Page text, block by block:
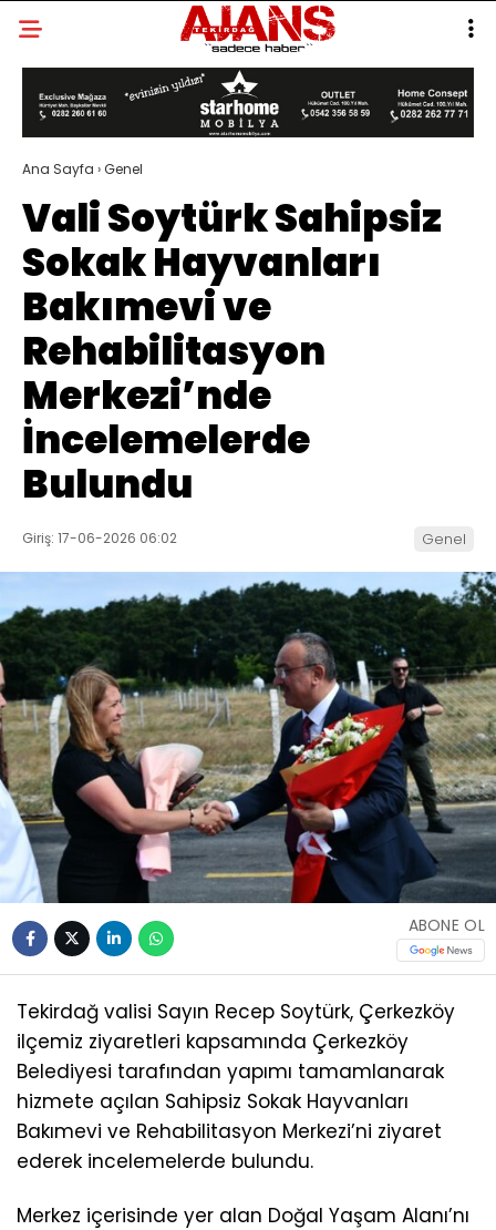
Ana Sayfa ›Genel
Vali Soytürk Sahipsiz
Sokak Hayvanları
Bakımevi ve
Rehabilitasyon
Merkezi’nde
İncelemelerde
Bulundu
Giriş: 17-06-2026 06:02 Genel
ABONE OL
Tekirdağ valisi Sayın Recep Soytürk, Çerkezköy
ilçemiz ziyaretleri kapsamında Çerkezköy
Belediyesi tarafından yapımı tamamlanarak
hizmete açılan Sahipsiz Sokak Hayvanları
Bakımevi ve Rehabilitasyon Merkezi’ni ziyaret
ederek incelemelerde bulundu.
Merkez içerisinde yer alan Doğal Yaşam Alanı’nı